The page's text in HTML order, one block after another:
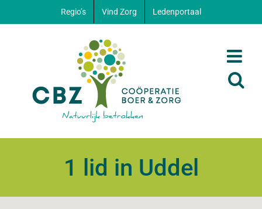
naar
Regio’s Vind Zorg Ledenportaal
1 lid in Uddel